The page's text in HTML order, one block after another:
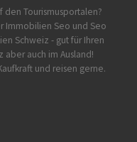
Tourismusportalen?
Immobilien Seo und Seo
Schweiz - gut für Ihren
auch im Ausland!
und reisen gerne.